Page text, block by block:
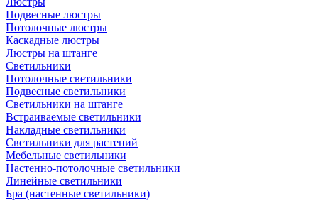
Подвесные люстры
Потолочные люстры
Каскадные люстры
Люстры на штанге
Светильники
Потолочные светильники
Подвесные светильники
Светильники на штанге
Встраиваемые светильники
Накладные светильники
Светильники для растений
Мебельные светильники
Настенно-потолочные светильники
Линейные светильники
Бра (настенные светильники)